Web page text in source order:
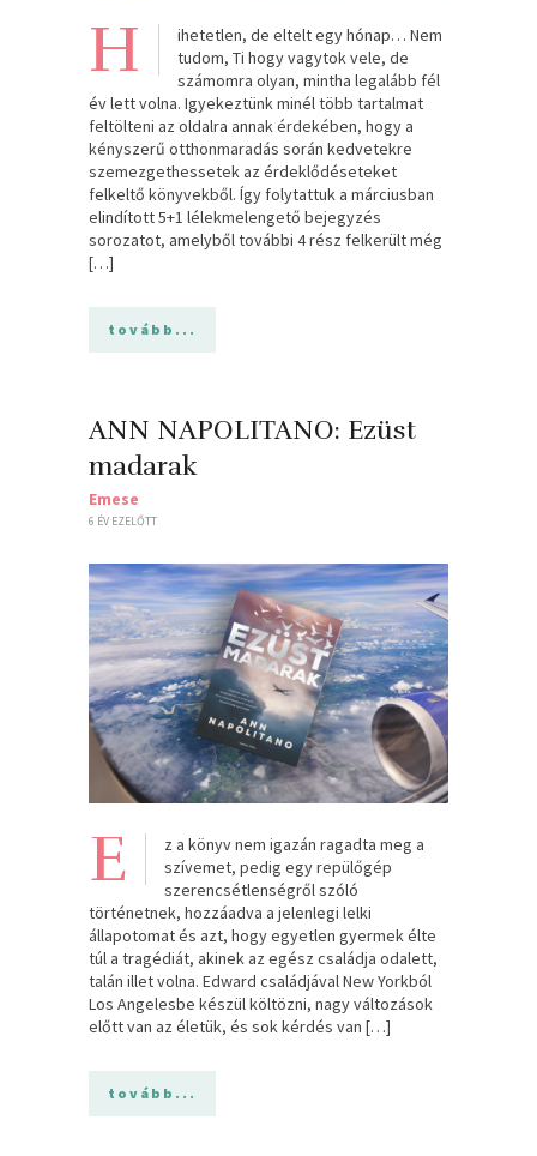
H
ihetetlen, de eltelt egy hónap… Nem
tudom, Ti hogy vagytok vele, de
számomra olyan, mintha legalább fél
év lett volna. Igyekeztünk minél több tartalmat
feltölteni az oldalra annak érdekében, hogy a
kényszerű otthonmaradás során kedvetekre
szemezgethessetek az érdeklődéseteket
felkeltő könyvekből. Így folytattuk a márciusban
elindított 5+1 lélekmelengető bejegyzés
sorozatot, amelyből további 4 rész felkerült még
[…]
tovább...
ANN NAPOLITANO: Ezüst
madarak
Emese
6 ÉV EZELŐTT
E
z a könyv nem igazán ragadta meg a
szívemet, pedig egy repülőgép
szerencsétlenségről szóló
történetnek, hozzáadva a jelenlegi lelki
állapotomat és azt, hogy egyetlen gyermek élte
túl a tragédiát, akinek az egész családja odalett,
talán illet volna. Edward családjával New Yorkból
Los Angelesbe készül költözni, nagy változások
előtt van az életük, és sok kérdés van […]
tovább...